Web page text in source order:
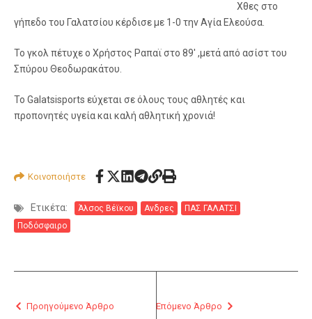
Χθες στο
γήπεδο του Γαλατσίου κέρδισε με 1-0 την Αγία Ελεούσα.
Το γκολ πέτυχε ο Χρήστος Ραπαϊ στο 89′ ,μετά από ασίστ του
Σπύρου Θεοδωρακάτου.
Το Galatsisports εύχεται σε όλους τους αθλητές και
προπονητές υγεία και καλή αθλητική χρονιά!
Κοινοποιήστε
Ετικέτα: Άλσος Βέϊκου Ανδρες
ΠΑΣ ΓΑΛΑΤΣΙ
Ποδόσφαιρο
Προηγούμενο Άρθρο Επόμενο Άρθρο